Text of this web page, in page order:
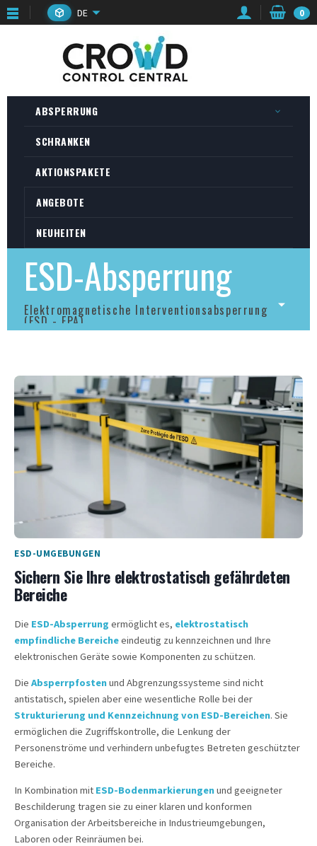
DE 0
ABSPERRUNG
SCHRANKEN
AKTIONSPAKETE
ANGEBOTE
NEUHEITEN
ESD-Absperrung
Elektromagnetische Interventionsabsperrung
(ESD - EPA)
ESD-UMGEBUNGEN
Sichern Sie Ihre elektrostatisch gefährdeten
Bereiche
Die ESD-Absperrung ermöglicht es, elektrostatisch
empfindliche Bereicheeindeutig zu kennzeichnen und Ihre
elektronischen Geräte sowie Komponenten zu schützen.
Die Absperrpfostenund Abgrenzungssysteme sind nicht
antistatisch, spielen aber eine wesentliche Rolle bei der
Strukturierung und Kennzeichnung von ESD-Bereichen. Sie
ermöglichen die Zugriffskontrolle, die Lenkung der
Personenströme und verhindern unbefugtes Betreten geschützter
Bereiche.
In Kombination mit ESD-Bodenmarkierungenund geeigneter
Beschilderung tragen sie zu einer klaren und konformen
Organisation der Arbeitsbereiche in Industrieumgebungen,
Laboren oder Reinräumen bei.